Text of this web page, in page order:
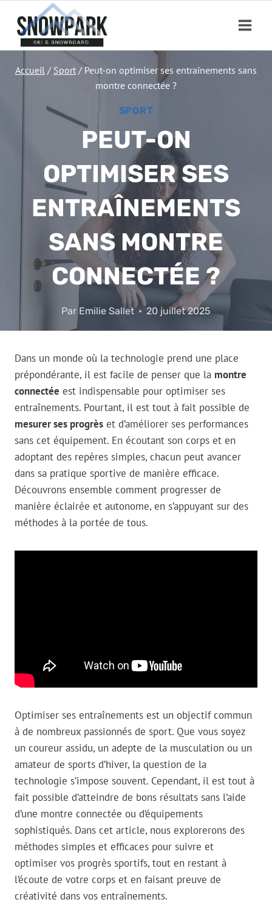
contenu
Accueil / Sport / Peut-on optimiser ses entraînements sans
montre connectée ?
SPORT
PEUT-ON
OPTIMISER SES
ENTRAÎNEMENTS
SANS MONTRE
CONNECTÉE ?
Par Emilie Sallet 20 juillet 2025
Dans un monde où la technologie prend une place
prépondérante, il est facile de penser que la montre
connectée est indispensable pour optimiser ses
entraînements. Pourtant, il est tout à fait possible de
mesurer ses progrès et d’améliorer ses performances
sans cet équipement. En écoutant son corps et en
adoptant des repères simples, chacun peut avancer
dans sa pratique sportive de manière efficace.
Découvrons ensemble comment progresser de
manière éclairée et autonome, en s’appuyant sur des
méthodes à la portée de tous.
Optimiser ses entraînements est un objectif commun
à de nombreux passionnés de sport. Que vous soyez
un coureur assidu, un adepte de la musculation ou un
amateur de sports d’hiver, la question de la
technologie s’impose souvent. Cependant, il est tout à
fait possible d’atteindre de bons résultats sans l’aide
d’une montre connectée ou d’équipements
sophistiqués. Dans cet article, nous explorerons des
méthodes simples et efficaces pour suivre et
optimiser vos progrès sportifs, tout en restant à
l’écoute de votre corps et en faisant preuve de
créativité dans vos entraînements.